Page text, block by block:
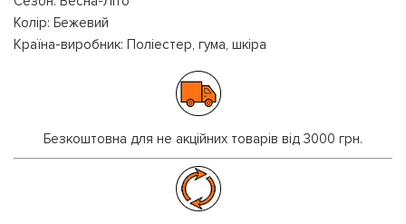
Колір: Бежевий
Країна-виробник: Поліестер, гума, шкіра
Безкоштовна для не акційних товарів від 3000 грн.